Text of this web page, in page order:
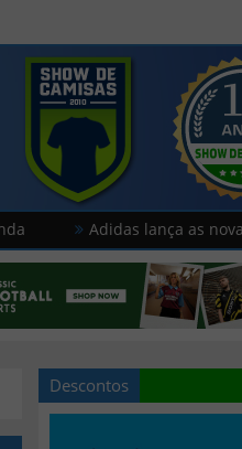
Adidas lança as novas camisas
Descontos